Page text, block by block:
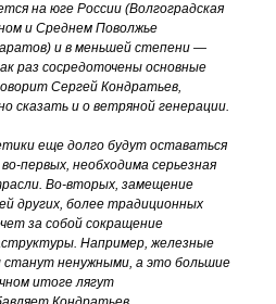
на юге России (Волгоградская
и Среднем Поволжье
и в меньшей степени —
раз сосредоточены основные
Сергей Кондратьев,
сказать и о ветряной генерации.
еще долго будут оставаться
во-первых, необходима серьезная
Во-вторых, замещение
других, более традиционных
за собой сокращение
Например, железные
станут ненужными, а это большие
итоге лягут